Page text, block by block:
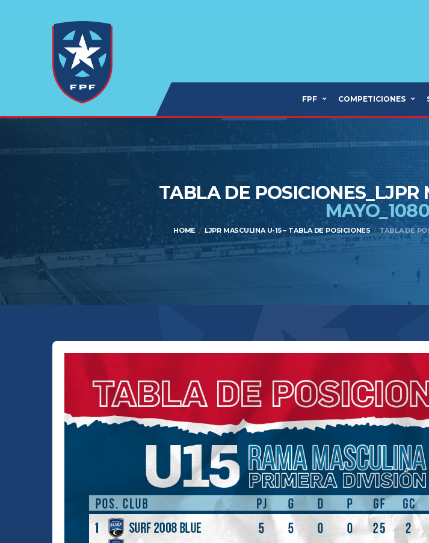
FPF COMPETICIONES
TABLA DE POSICIONES_LJPR
HOME LJPR MASCULINA U-15 – TABLA DE POSICIONES TABLA DE